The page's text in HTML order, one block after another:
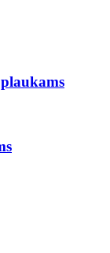
plaukams